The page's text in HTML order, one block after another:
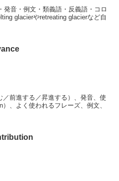
発音・例文・類義語・反義語・コロ
glacierやretreating glacierなど自
前進する／昇進する）、発音、使
、よく使われるフレーズ、例文、